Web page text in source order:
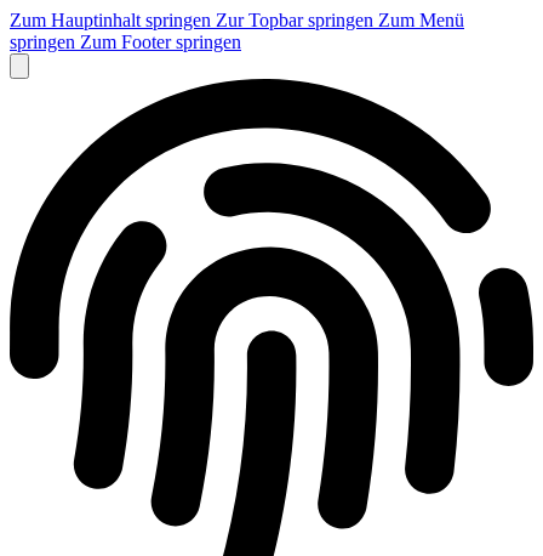
Zum Hauptinhalt springen Zur Topbar springen Zum Menü
springen Zum Footer springen